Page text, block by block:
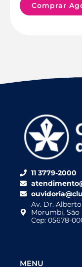
Comprar
11 3779-2000
Av. Dr.
Morumbi, São
Cep: 05678-
MENU